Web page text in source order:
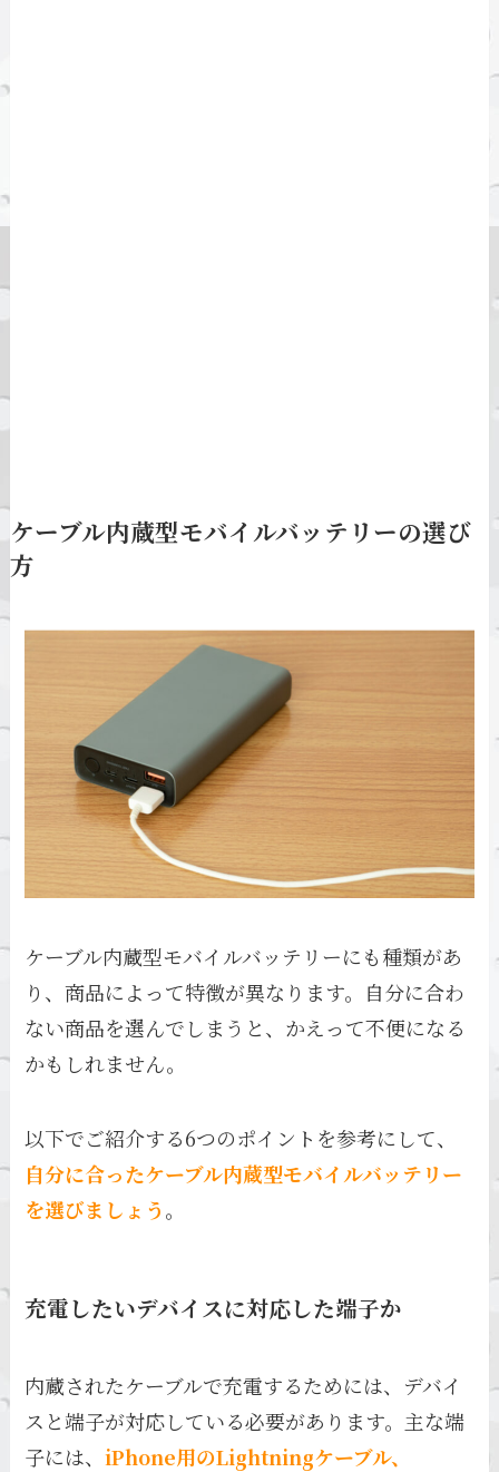
ケーブル内蔵型モバイルバッテリーの選び
方
ケーブル内蔵型モバイルバッテリーにも種類があ
り、商品によって特徴が異なります。自分に合わ
ない商品を選んでしまうと、かえって不便になる
かもしれません。
以下でご紹介する6つのポイントを参考にして、
自分に合ったケーブル内蔵型モバイルバッテリー
を選びましょう。
充電したいデバイスに対応した端子か
内蔵されたケーブルで充電するためには、デバイ
スと端子が対応している必要があります。主な端
子には、iPhone用のLightningケーブル、